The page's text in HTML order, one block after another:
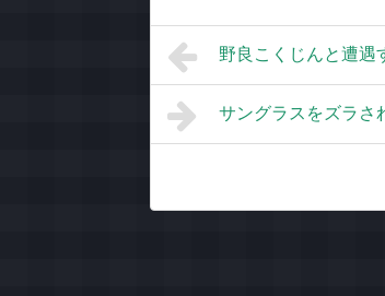
野良こくじんと遭
サングラスをズラさ